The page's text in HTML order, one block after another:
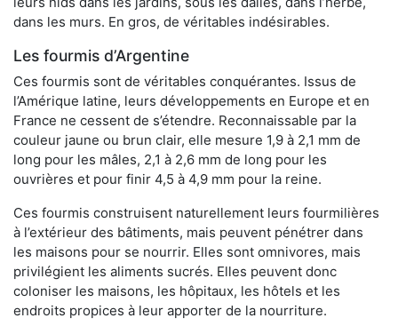
dans les murs. En gros, de véritables indésirables.
Les fourmis d’Argentine
Ces fourmis sont de véritables conquérantes. Issus de
l’Amérique latine, leurs développements en Europe et en
France ne cessent de s’étendre. Reconnaissable par la
couleur jaune ou brun clair, elle mesure 1,9 à 2,1 mm de
long pour les mâles, 2,1 à 2,6 mm de long pour les
ouvrières et pour finir 4,5 à 4,9 mm pour la reine.
Ces fourmis construisent naturellement leurs fourmilières
à l’extérieur des bâtiments, mais peuvent pénétrer dans
les maisons pour se nourrir. Elles sont omnivores, mais
privilégient les aliments sucrés. Elles peuvent donc
coloniser les maisons, les hôpitaux, les hôtels et les
endroits propices à leur apporter de la nourriture.